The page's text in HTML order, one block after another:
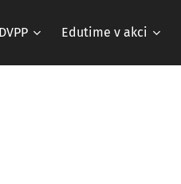
Edutime v akci